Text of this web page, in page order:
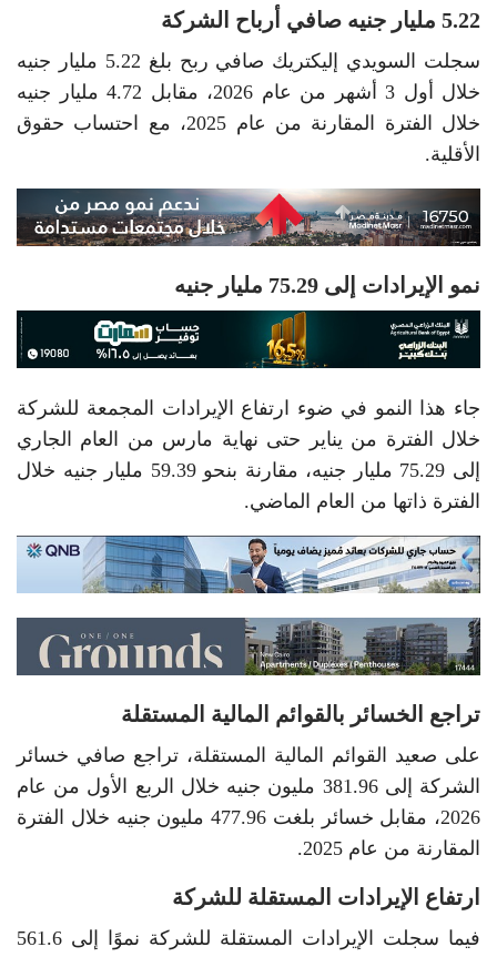
5.22 مليار جنيه صافي أرباح الشركة
سجلت السويدي إليكتريك صافي ربح بلغ 5.22 مليار جنيه
خلال أول 3 أشهر من عام 2026، مقابل 4.72 مليار جنيه
خلال الفترة المقارنة من عام 2025، مع احتساب حقوق
الأقلية.
نمو الإيرادات إلى 75.29 مليار جنيه
جاء هذا النمو في ضوء ارتفاع الإيرادات المجمعة للشركة
خلال الفترة من يناير حتى نهاية مارس من العام الجاري
إلى 75.29 مليار جنيه، مقارنة بنحو 59.39 مليار جنيه خلال
الفترة ذاتها من العام الماضي.
تراجع الخسائر بالقوائم المالية المستقلة
على صعيد القوائم المالية المستقلة، تراجع صافي خسائر
الشركة إلى 381.96 مليون جنيه خلال الربع الأول من عام
2026، مقابل خسائر بلغت 477.96 مليون جنيه خلال الفترة
المقارنة من عام 2025.
ارتفاع الإيرادات المستقلة للشركة
فيما سجلت الإيرادات المستقلة للشركة نموًا إلى 561.6